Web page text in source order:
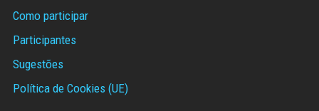
Como participar
Participantes
Sugestões
Política de Cookies (UE)